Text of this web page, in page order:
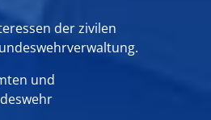
der zivilen
und